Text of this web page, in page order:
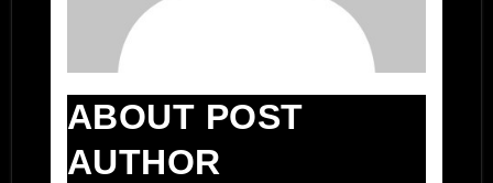
ABOUT POST
AUTHOR